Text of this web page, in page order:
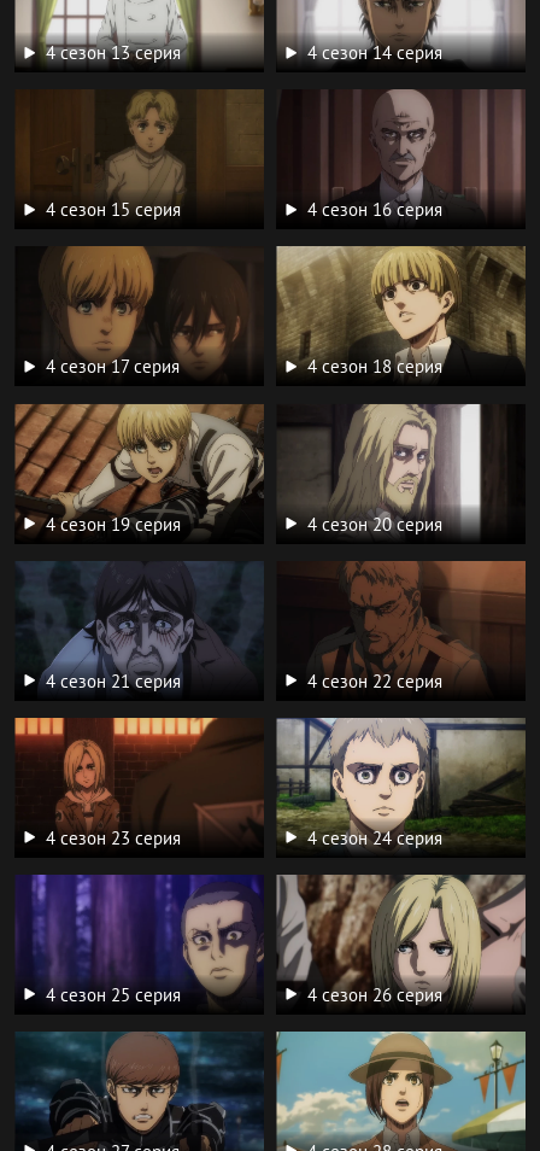
4 сезон 13 серия 4 сезон 14 серия
4 сезон 15 серия 4 сезон 16 серия
4 сезон 17 серия 4 сезон 18 серия
4 сезон 19 серия 4 сезон 20 серия
4 сезон 21 серия 4 сезон 22 серия
4 сезон 23 серия 4 сезон 24 серия
4 сезон 25 серия 4 сезон 26 серия